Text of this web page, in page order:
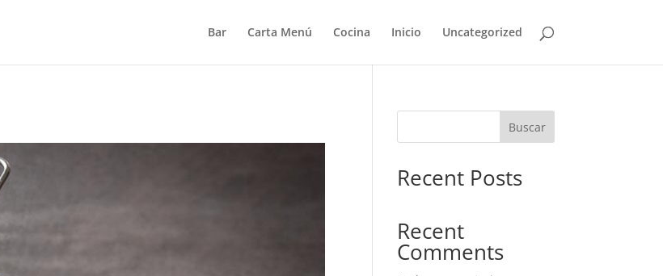
Bar Carta Menú Cocina Inicio Uncategorized
Buscar
Recent Posts
Recent
Comments